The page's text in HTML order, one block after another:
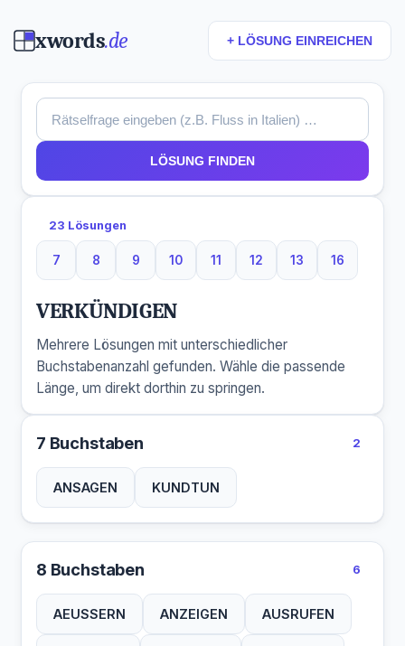
xwords.de + LÖSUNG EINREICHEN
LÖSUNG FINDEN
23 Lösungen
7
7 Buchstaben
8
8 Buchstaben
9
9 Buchstaben
10
10 Buchstaben
11
11 Buchstaben
12
12 Buchstaben
13
13 Buchstaben
16
16
VERKÜNDIGEN
Mehrere Lösungen mit unterschiedlicher
Buchstabenanzahl gefunden. Wähle die passende
Länge, um direkt dorthin zu springen.
7 Buchstaben 2
ANSAGEN KUNDTUN
8 Buchstaben 6
AEUSSERN ANZEIGEN AUSRUFEN